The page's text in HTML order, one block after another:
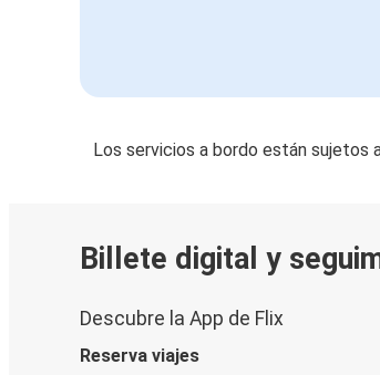
Los servicios a bordo están sujetos
Billete digital y
Descubre la App de Flix
Reserva viajes